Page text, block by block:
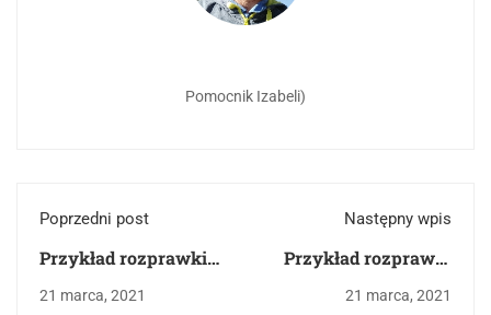
Pomocnik Izabeli)
Poprzedni post
Przykład rozprawki
na 45 punktów
21 marca, 2021
Następny wpis
Przykład rozprawki
na 40 punktów
21 marca, 2021